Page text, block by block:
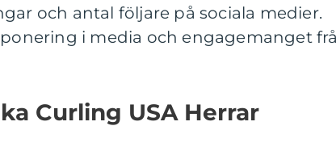
och antal följare på sociala medier.
i media och engagemanget
Curling USA Herrar